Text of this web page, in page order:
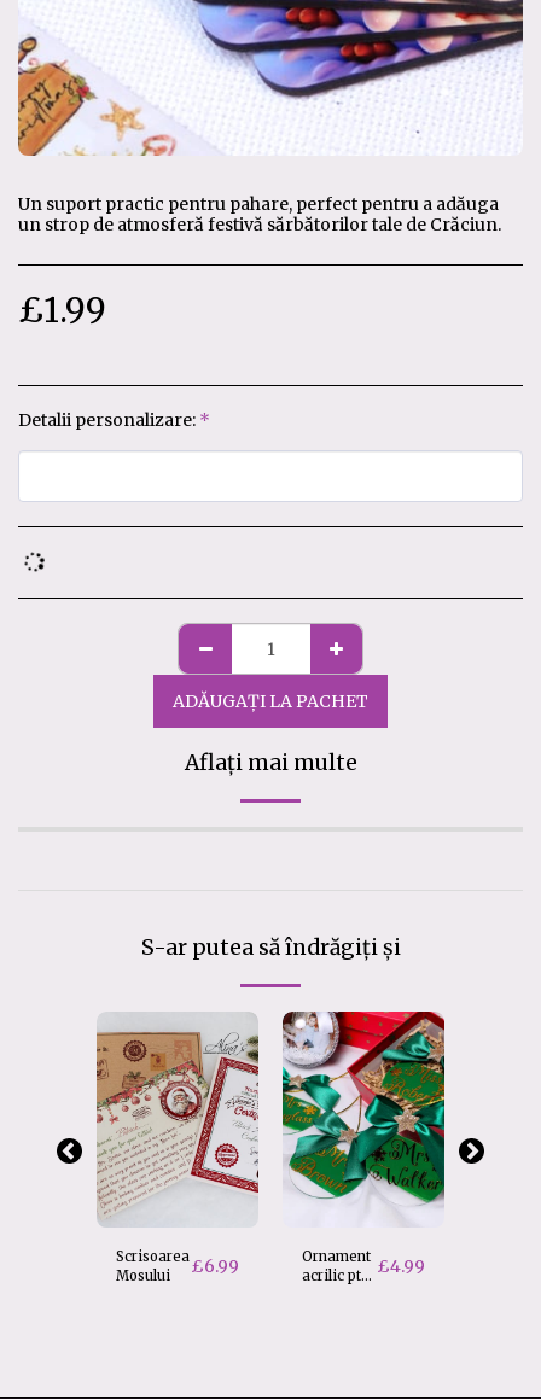
Un suport practic pentru pahare, perfect pentru a adăuga
un strop de atmosferă festivă sărbătorilor tale de Crăciun.
£1.99
Detalii personalizare: *
ADĂUGAȚI LA PACHET
Aflați mai multe
S-ar putea să îndrăgiți și
Scrisoarea
Mosului
£6.99
Ornament
acrilic pt
£4.99